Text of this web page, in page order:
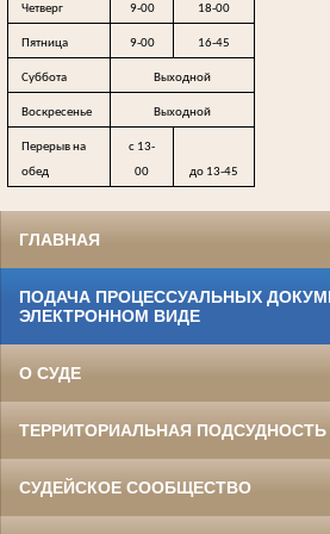
Четверг 9-00 18-00
Пятница 9-00 16-45
Суббота Выходной
Воскресенье Выходной
Перерыв на
обед
с 13-
00
до 13-45
ГЛАВНАЯ
ПОДАЧА ПРОЦЕССУАЛЬНЫХ
ЭЛЕКТРОННОМ ВИДЕ
О СУДЕ
ТЕРРИТОРИАЛЬНАЯ ПОДСУДНОСТЬ
СУДЕЙСКОЕ СООБЩЕСТВО